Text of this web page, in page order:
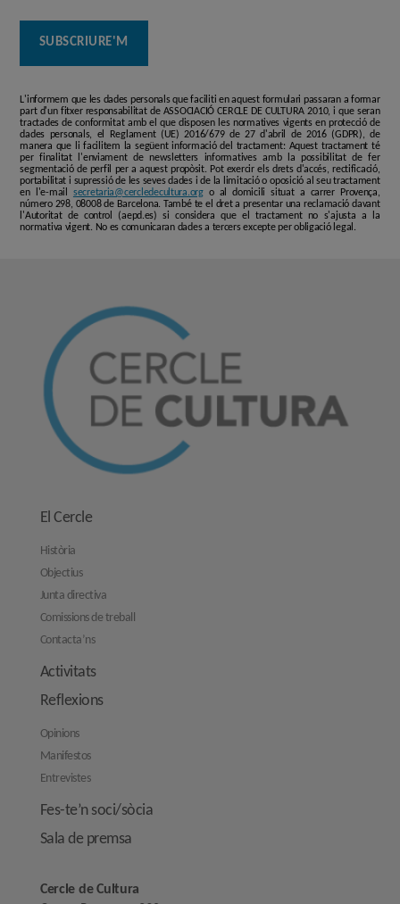
L'informem que les dades personals que faciliti en aquest formulari passaran a formar
part d'un fitxer responsabilitat de ASSOCIACIÓ CERCLE DE CULTURA 2010, i que seran
tractades de conformitat amb el que disposen les normatives vigents en protecció de
dades personals, el Reglament (UE) 2016/679 de 27 d'abril de 2016 (GDPR), de
manera que li facilitem la següent informació del tractament: Aquest tractament té
per finalitat l'enviament de newsletters informatives amb la possibilitat de fer
segmentació de perfil per a aquest propòsit. Pot exercir els drets d'accés, rectificació,
portabilitat i supressió de les seves dades i de la limitació o oposició al seu tractament
en l'e-mail secretaria@cercledecultura.orgo al domicili situat a carrer Provença,
número 298, 08008 de Barcelona. També te el dret a presentar una reclamació davant
l'Autoritat de control (aepd.es) si considera que el tractament no s'ajusta a la
normativa vigent. No es comunicaran dades a tercers excepte per obligació legal.
El Cercle
Història
Objectius
Junta directiva
Comissions de treball
Contacta’ns
Activitats
Reflexions
Opinions
Manifestos
Entrevistes
Fes-te’n soci/sòcia
Sala de premsa
Cercle de Cultura